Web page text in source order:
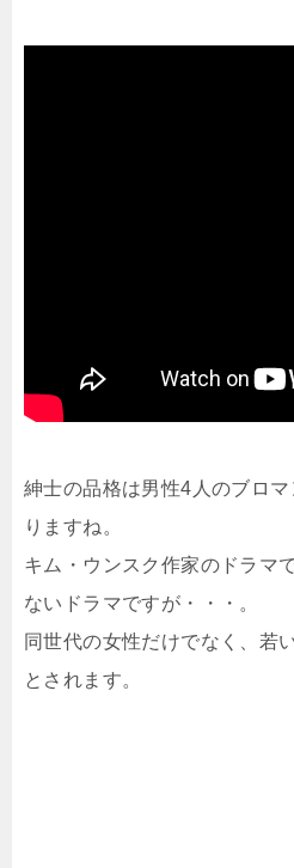
紳士の品格は男性4人のブロ
りますね。
キム・ウンスク作家のドラマ
ないドラマですが・・・。
同世代の女性だけでなく、若
とされます。